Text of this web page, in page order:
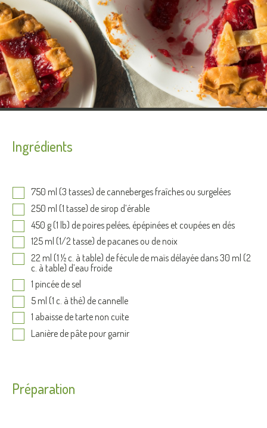
Ingrédients
750 ml (3 tasses) de canneberges fraîches ou surgelées
250 ml (1 tasse) de sirop d’érable
450 g (1 lb) de poires pelées, épépinées et coupées en dés
125 ml (1/2 tasse) de pacanes ou de noix
22 ml (1 ½ c. à table) de fécule de maïs délayée dans 30 ml (2
c. à table) d’eau froide
1 pincée de sel
5 ml (1 c. à thé) de cannelle
1 abaisse de tarte non cuite
Lanière de pâte pour garnir
Préparation